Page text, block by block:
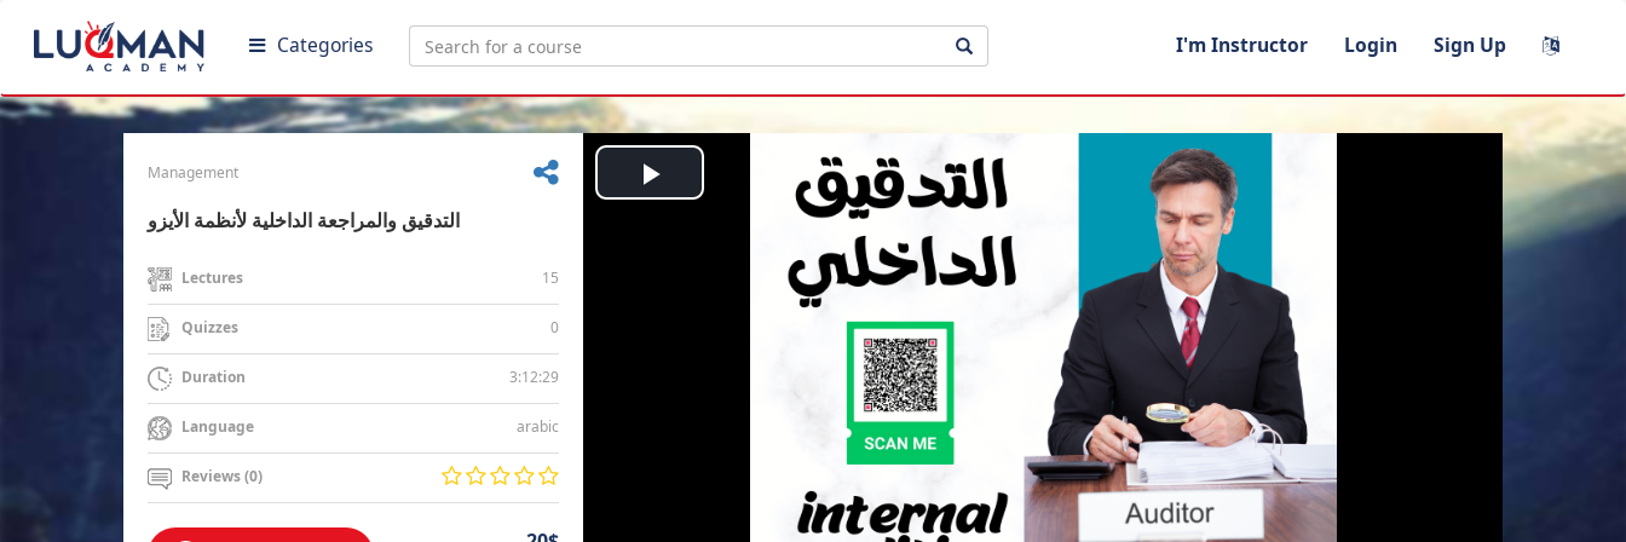
Categories I'm Instructor Login Sign Up
Management
التدقيق والمراجعة الداخلية لأنظمة الأيزو
Lectures 15
Quizzes 0
Duration 3:12:29
Language arabic
Reviews (0)
Play